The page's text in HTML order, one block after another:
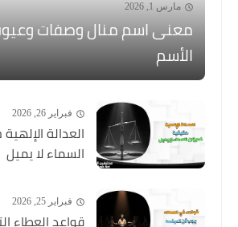
مارس 1, 2026
معنى اسم منال وصفات
الأسم
فبراير 26, 2026
العدالة
السماء لا يميل
فبراير 25, 2026
قواعد العطاء